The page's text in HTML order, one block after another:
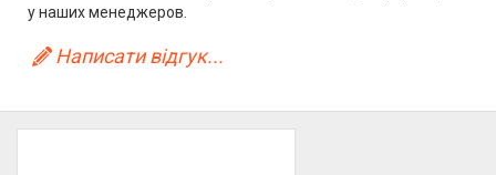
у наших менеджеров.
Написати відгук...